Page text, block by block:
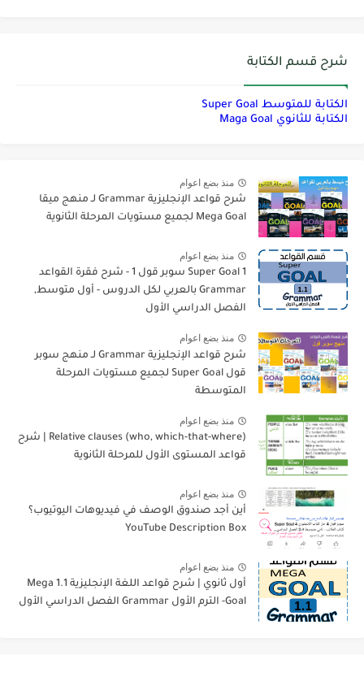
شرح قسم الكتابة
الكتابة للمتوسط Super Goal
الكتابة للثانوي Maga Goal
منذ بضع اعوام
شرح قواعد الإنجليزية Grammar لـ منهج ميقا
Mega Goal لجميع مستويات المرحلة الثانوية
منذ بضع اعوام
Super Goal 1 سوبر قول 1 - شرح فقرة القواعد
Grammar بالعربي لكل الدروس - أول متوسط,
الفصل الدراسي الأول
منذ بضع اعوام
شرح قواعد الإنجليزية Grammar لـ منهج سوبر
قول Super Goal لجميع مستويات المرحلة
المتوسطة
منذ بضع اعوام
Relative clauses (who, which-that-where) | شرح
قواعد المستوى الأول للمرحلة الثانوية
منذ بضع اعوام
أين أجد صندوق الوصف في فيديوهات اليوتيوب؟
YouTube Description Box
منذ بضع اعوام
أول ثانوي | شرح قواعد اللغة الإنجليزية 1.1 Mega
Goal- الترم الأول Grammar الفصل الدراسي الأول